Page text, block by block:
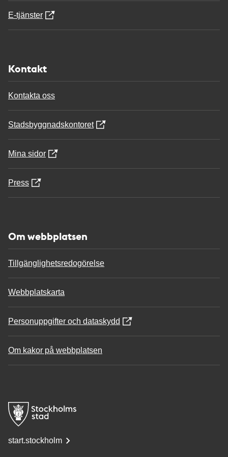
E-tjänster
Kontakt
Kontakta oss
Stadsbyggnadskontoret
Mina sidor
Press
Om webbplatsen
Tillgänglighetsredogörelse
Webbplatskarta
Personuppgifter och dataskydd
Om kakor på webbplatsen
start.stockholm